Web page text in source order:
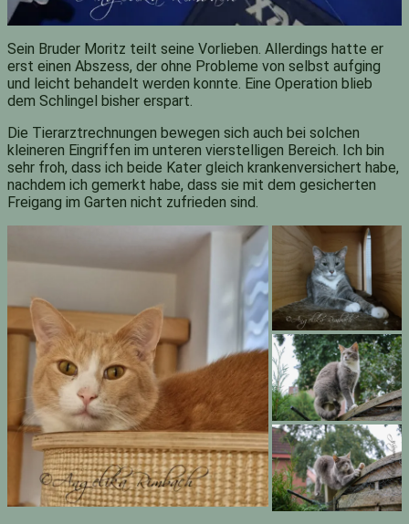
Sein Bruder Moritz teilt seine Vorlieben. Allerdings hatte er
erst einen Abszess, der ohne Probleme von selbst aufging
und leicht behandelt werden konnte. Eine Operation blieb
dem Schlingel bisher erspart.
Die Tierarztrechnungen bewegen sich auch bei solchen
kleineren Eingriffen im unteren vierstelligen Bereich. Ich bin
sehr froh, dass ich beide Kater gleich krankenversichert habe,
nachdem ich gemerkt habe, dass sie mit dem gesicherten
Freigang im Garten nicht zufrieden sind.